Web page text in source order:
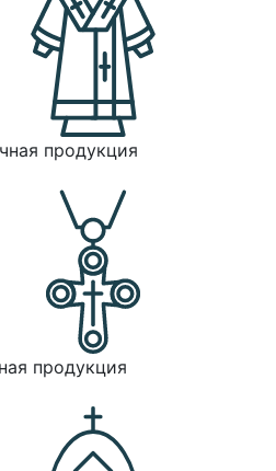
продукция
продукция